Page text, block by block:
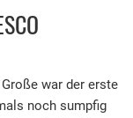
war der erste
noch sumpfig